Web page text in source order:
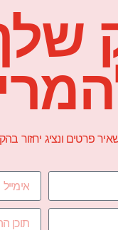
פרטים ונציג יחזור